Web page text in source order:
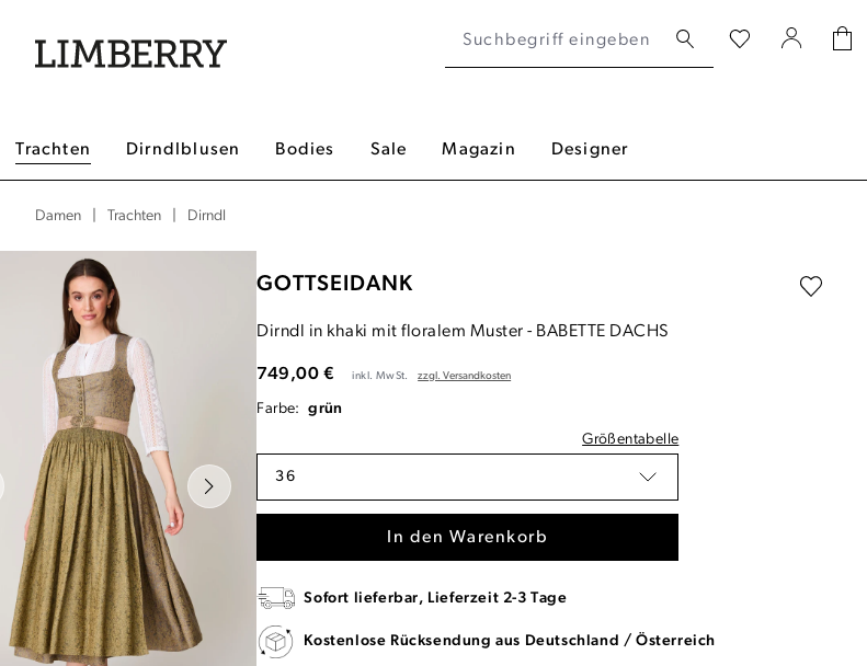
Trachten Dirndlblusen Bodies Sale Magazin Designer
Damen Trachten Dirndl
GOTTSEIDANK
Dirndl in khaki mit floralem Muster - BABETTE DACHS
749,00 € inkl. MwSt. zzgl. Versandkosten
Farbe:
grün
Größentabelle
36
In den Warenkorb
Sofort lieferbar, Lieferzeit 2-3 Tage
Kostenlose Rücksendung aus Deutschland / Österreich